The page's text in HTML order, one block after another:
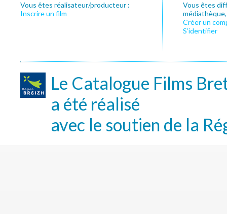
Vous êtes réalisateur/producteur :
Inscrire un film
Vous êtes
Créer un
S’identifier
Le Catalogue Films
a été réalisé
avec le soutien de la